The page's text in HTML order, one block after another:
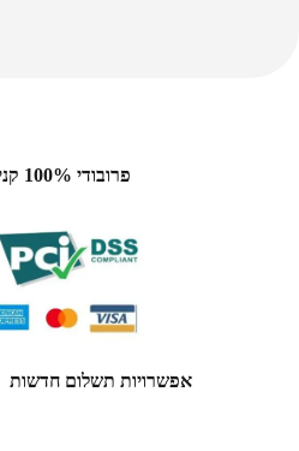
פרובודי 100% קנייה בטוחה
אפשרויות תשלום חדשות